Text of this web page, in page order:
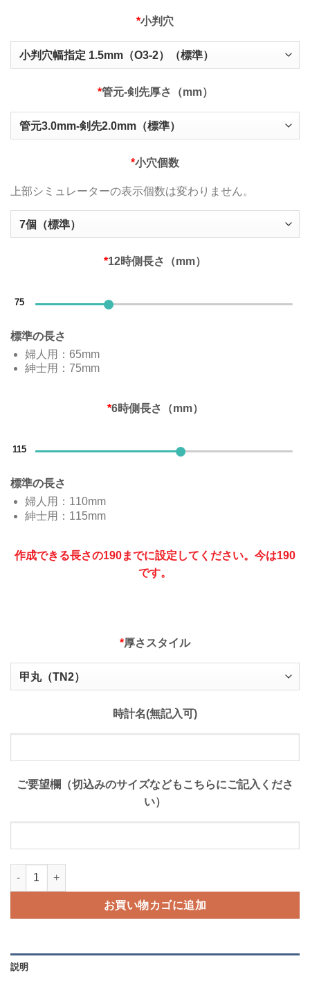
*小判穴
*管元‐剣先厚さ（mm）
*小穴個数
上部シミュレーターの表示個数は変わりません。
*12時側長さ（mm）
75
標準の長さ
婦人用：65mm
紳士用：75mm
*6時側長さ（mm）
115
標準の長さ
婦人用：110mm
紳士用：115mm
作成できる長さの190までに設定してください。今は190
です。
*厚さスタイル
時計名(無記入可)
ご要望欄（切込みのサイズなどもこちらにご記入くださ
い）
ロコッテオーダーメイドサービス個
お買い物カゴに追加
説明